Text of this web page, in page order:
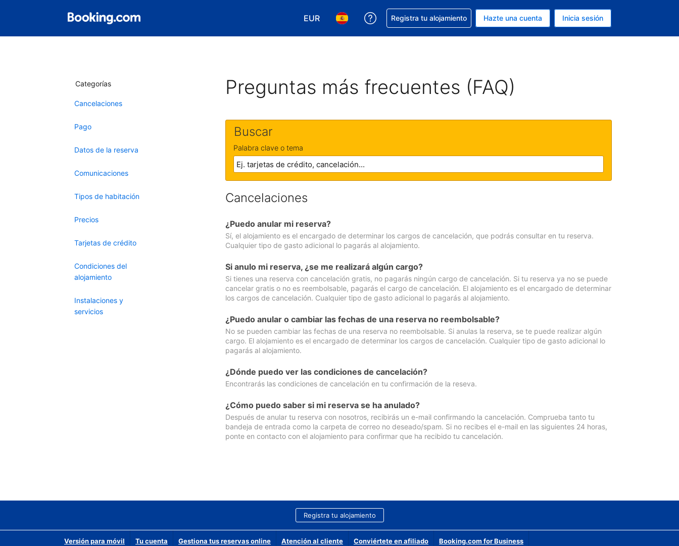
EUR
Elegir tu moneda. Tu moneda actual es EUR
Elegir el idioma que prefieres. Tu idioma actual es Español
Obtener ayuda con la reserva
Registra tu alojamiento Hazte una cuenta Inicia sesión
Categorías
Cancelaciones
Pago
Datos de la reserva
Comunicaciones
Tipos de habitación
Precios
Tarjetas de crédito
Condiciones del
alojamiento
Instalaciones y
servicios
Preguntas más frecuentes (FAQ)
Buscar
Palabra clave o tema
Cancelaciones
¿Puedo anular mi reserva?
Sí, el alojamiento es el encargado de determinar los cargos de cancelación, que podrás consultar en tu reserva.
Cualquier tipo de gasto adicional lo pagarás al alojamiento.
Si anulo mi reserva, ¿se me realizará algún cargo?
Si tienes una reserva con cancelación gratis, no pagarás ningún cargo de cancelación. Si tu reserva ya no se puede
cancelar gratis o no es reembolsable, pagarás el cargo de cancelación. El alojamiento es el encargado de determinar
los cargos de cancelación. Cualquier tipo de gasto adicional lo pagarás al alojamiento.
¿Puedo anular o cambiar las fechas de una reserva no reembolsable?
No se pueden cambiar las fechas de una reserva no reembolsable. Si anulas la reserva, se te puede realizar algún
cargo. El alojamiento es el encargado de determinar los cargos de cancelación. Cualquier tipo de gasto adicional lo
pagarás al alojamiento.
¿Dónde puedo ver las condiciones de cancelación?
Encontrarás las condiciones de cancelación en tu confirmación de la reseva.
¿Cómo puedo saber si mi reserva se ha anulado?
Después de anular tu reserva con nosotros, recibirás un e-mail confirmando la cancelación. Comprueba tanto tu
bandeja de entrada como la carpeta de correo no deseado/spam. Si no recibes el e-mail en las siguientes 24 horas,
ponte en contacto con el alojamiento para confirmar que ha recibido tu cancelación.
Registra tu alojamiento
Versión para móvil Tu cuenta Gestiona tus reservas online Atención al cliente Conviértete en afiliado Booking.com for Business